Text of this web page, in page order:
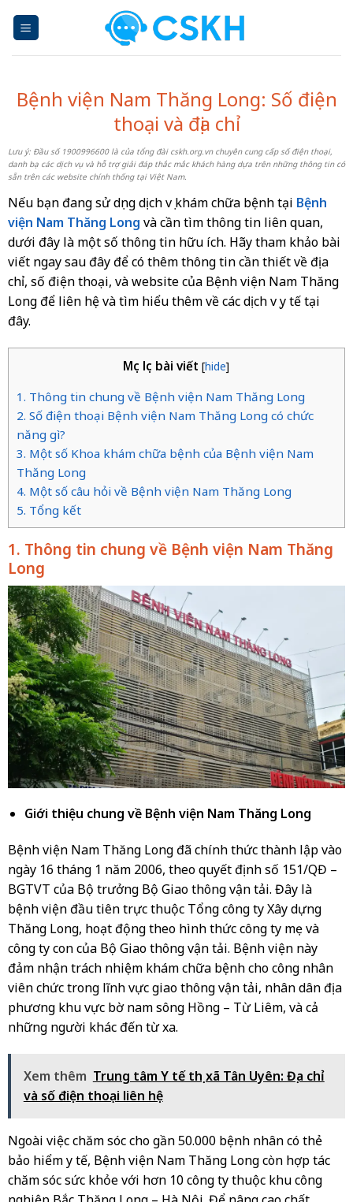
Bệnh viện Nam Thăng Long: Số điện
thoại và địa chỉ
Lưu ý: Đầu số 1900996600 là của tổng đài cskh.org.vn chuyên cung cấp số điện thoại,
danh bạ các dịch vụ và hỗ trợ giải đáp thắc mắc khách hàng dựa trên những thông tin có
sẵn trên các website chính thống tại Việt Nam.
Nếu bạn đang sử dụng dịch vụ khám chữa bệnh tại Bệnh
viện Nam Thăng Long và cần tìm thông tin liên quan,
dưới đây là một số thông tin hữu ích. Hãy tham khảo bài
viết ngay sau đây để có thêm thông tin cần thiết về địa
chỉ, số điện thoại, và website của Bệnh viện Nam Thăng
Long để liên hệ và tìm hiểu thêm về các dịch vụ y tế tại
đây.
Mục lục bài viết [hide]
1. Thông tin chung về Bệnh viện Nam Thăng Long
2. Số điện thoại Bệnh viện Nam Thăng Long có chức
năng gì?
3. Một số Khoa khám chữa bệnh của Bệnh viện Nam
Thăng Long
4. Một số câu hỏi về Bệnh viện Nam Thăng Long
5. Tổng kết
1. Thông tin chung về Bệnh viện Nam Thăng
Long
Giới thiệu chung về Bệnh viện Nam Thăng Long
Bệnh viện Nam Thăng Long đã chính thức thành lập vào
ngày 16 tháng 1 năm 2006, theo quyết định số 151/QĐ –
BGTVT của Bộ trưởng Bộ Giao thông vận tải. Đây là
bệnh viện đầu tiên trực thuộc Tổng công ty Xây dựng
Thăng Long, hoạt động theo hình thức công ty mẹ và
công ty con của Bộ Giao thông vận tải. Bệnh viện này
đảm nhận trách nhiệm khám chữa bệnh cho công nhân
viên chức trong lĩnh vực giao thông vận tải, nhân dân địa
phương khu vực bờ nam sông Hồng – Từ Liêm, và cả
những người khác đến từ xa.
Xem thêm Trung tâm Y tế thị xã Tân Uyên: Địa chỉ
và số điện thoại liên hệ
Ngoài việc chăm sóc cho gần 50.000 bệnh nhân có thẻ
bảo hiểm y tế, Bệnh viện Nam Thăng Long còn hợp tác
chăm sóc sức khỏe với hơn 10 công ty thuộc khu công